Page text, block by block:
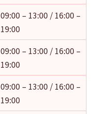
09:00 – 13:00 / 16:00 –
19:00
09:00 – 13:00 / 16:00 –
19:00
09:00 – 13:00 / 16:00 –
19:00